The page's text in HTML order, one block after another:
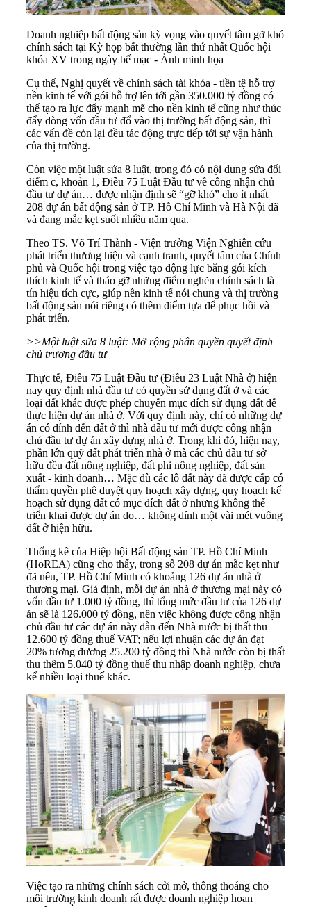
Doanh nghiệp bất động sản kỳ vọng vào quyết tâm gỡ khó
chính sách tại Kỳ họp bất thường lần thứ nhất Quốc hội
khóa XV trong ngày bế mạc - Ảnh minh họa
Cụ thể, Nghị quyết về chính sách tài khóa - tiền tệ hỗ trợ
nền kinh tế với gói hỗ trợ lên tới gần 350.000 tỷ đồng có
thể tạo ra lực đẩy mạnh mẽ cho nền kinh tế cũng như thúc
đẩy dòng vốn đầu tư đổ vào thị trường bất động sản, thì
các vấn đề còn lại đều tác động trực tiếp tới sự vận hành
của thị trường.
Còn việc một luật sửa 8 luật, trong đó có nội dung sửa đổi
điểm c, khoản 1, Điều 75 Luật Đầu tư về công nhận chủ
đầu tư dự án… được nhận định sẽ “gỡ khó” cho ít nhất
208 dự án bất động sản ở TP. Hồ Chí Minh và Hà Nội đã
và đang mắc kẹt suốt nhiều năm qua.
Theo TS. Võ Trí Thành - Viện trưởng Viện Nghiên cứu
phát triển thương hiệu và cạnh tranh, quyết tâm của Chính
phủ và Quốc hội trong việc tạo động lực bằng gói kích
thích kinh tế và tháo gỡ những điểm nghẽn chính sách là
tín hiệu tích cực, giúp nền kinh tế nói chung và thị trường
bất động sản nói riêng có thêm điểm tựa để phục hồi và
phát triển.
>>Một luật sửa 8 luật: Mở rộng phân quyền quyết định
chủ trương đầu tư
Thực tế, Điều 75 Luật Đầu tư (Điều 23 Luật Nhà ở) hiện
nay quy định nhà đầu tư có quyền sử dụng đất ở và các
loại đất khác được phép chuyển mục đích sử dụng đất để
thực hiện dự án nhà ở. Với quy định này, chỉ có những dự
án có dính đến đất ở thì nhà đầu tư mới được công nhận
chủ đầu tư dự án xây dựng nhà ở. Trong khi đó, hiện nay,
phần lớn quỹ đất phát triển nhà ở mà các chủ đầu tư sở
hữu đều đất nông nghiệp, đất phi nông nghiệp, đất sản
xuất - kinh doanh… Mặc dù các lô đất này đã được cấp có
thẩm quyền phê duyệt quy hoạch xây dựng, quy hoạch kế
hoạch sử dụng đất có mục đích đất ở nhưng không thể
triển khai được dự án do… không dính một vài mét vuông
đất ở hiện hữu.
Thống kê của Hiệp hội Bất động sản TP. Hồ Chí Minh
(HoREA) cũng cho thấy, trong số 208 dự án mắc kẹt như
đã nêu, TP. Hồ Chí Minh có khoảng 126 dự án nhà ở
thương mại. Giả định, mỗi dự án nhà ở thương mại này có
vốn đầu tư 1.000 tỷ đồng, thì tổng mức đầu tư của 126 dự
án sẽ là 126.000 tỷ đồng, nên việc không được công nhận
chủ đầu tư các dự án này dẫn đến Nhà nước bị thất thu
12.600 tỷ đồng thuế VAT; nếu lợi nhuận các dự án đạt
20% tương đương 25.200 tỷ đồng thì Nhà nước còn bị thất
thu thêm 5.040 tỷ đồng thuế thu nhập doanh nghiệp, chưa
kể nhiều loại thuế khác.
Việc tạo ra những chính sách cởi mở, thông thoáng cho
môi trường kinh doanh rất được doanh nghiệp hoan